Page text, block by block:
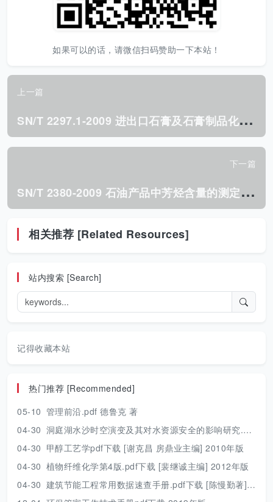
如果可以的话，请微信扫码赞助一下本站！
上一篇
S
N/T 2297.1-2009 进出口石膏及石膏制品化学分析方法 第1部分:锶含量的测定.pdf
下一篇
S
N/T 2380-2009 石油产品中芳烃含量的测定 高效液相色谱法.pdf
相关推荐 [Related Resources]
站内搜索 [Search]
记得收藏本站
热门推荐 [Recommended]
05-10 管理前沿.pdf 德鲁克 著
04-30 洞庭湖水沙时空演变及其对水资源安全的影响研究.pdf 胡光伟 著 2017年版
04-30 甲醇工艺学pdf下载 [谢克昌 房鼎业主编] 2010年版
04-30 植物纤维化学第4版.pdf下载 [裴继诚主编] 2012年版
04-30 建筑节能工程常用数据速查手册.pdf下载 [陈慢勤著] 2010年版